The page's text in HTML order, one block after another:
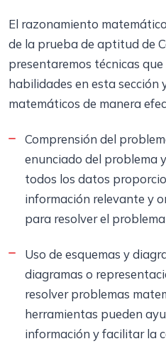
El razonamiento
de la prueba de aptitud de
presentaremos técnicas
habilidades en esta sección
matemáticos de manera
Comprensión del
enunciado del problema
todos los datos
información relevante y
para resolver el
Uso de esquemas y
diagramas o
resolver problemas
herramientas pueden
información y facilitar la